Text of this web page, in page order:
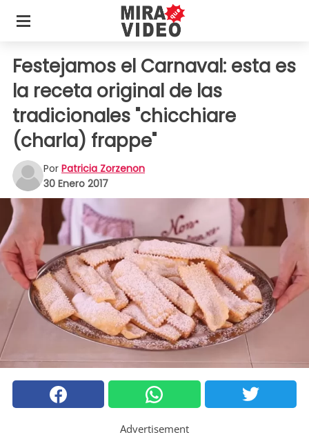
Festejamos el Carnaval: esta es
la receta original de las
tradicionales "chicchiare
(charla) frappe"
Por Patricia Zorzenon
30 Enero 2017
Advertisement